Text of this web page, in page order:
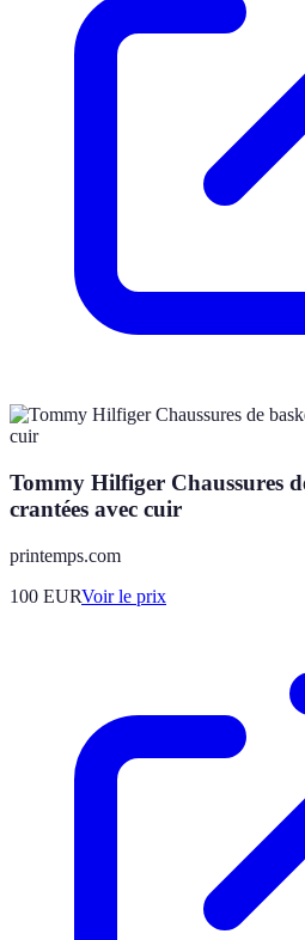
Tommy Hilfiger Chaussures
crantées avec cuir
printemps.com
100 EURVoir le prix